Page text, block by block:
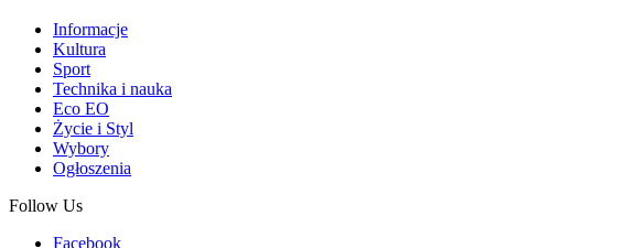
Informacje
Kultura
Sport
Technika i nauka
Eco EO
Życie i Styl
Wybory
Ogłoszenia
Follow Us
Facebook